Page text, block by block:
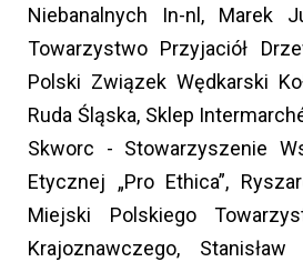
Niebanalnych In-nl, Marek
Towarzystwo Przyjaciół
Polski Związek Wędkarski
Ruda Śląska, Sklep
Skworc - Stowarzyszenie
Etycznej „Pro Ethica”,
Miejski Polskiego
Krajoznawczego,